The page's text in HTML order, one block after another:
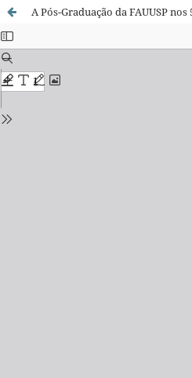
A Pós-Graduação da FAUUSP